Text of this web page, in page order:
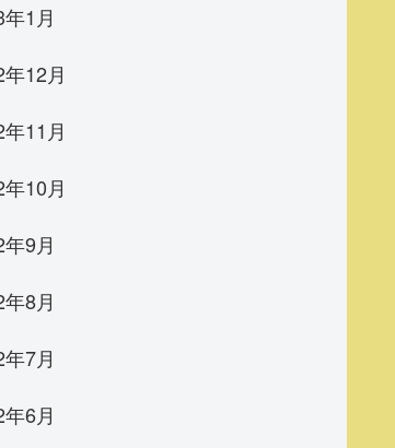
1月
12月
11月
10月
9月
8月
7月
6月